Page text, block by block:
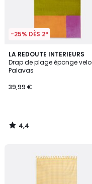
-25% DÈS 2*
LA REDOUTE INTERIEURS
Drap de plage éponge
Palavas
39,99 €
4,4
/ 5
4,4
/